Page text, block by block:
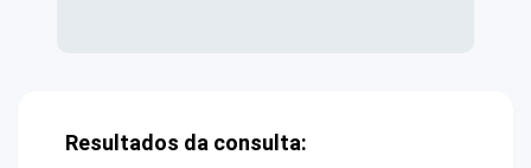
Resultados da consulta: